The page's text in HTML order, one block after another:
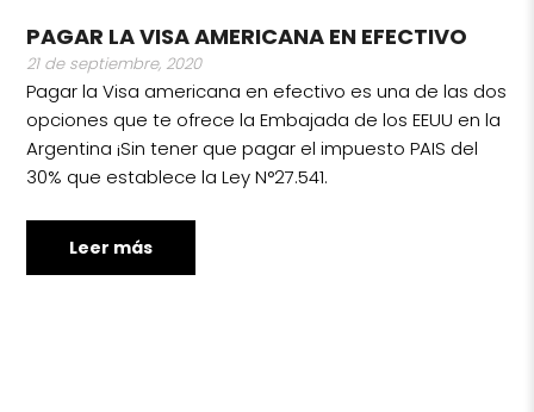
PAGAR LA VISA AMERICANA EN EFECTIVO
21 de septiembre, 2020
Pagar la Visa americana en efectivo es una de las dos
opciones que te ofrece la Embajada de los EEUU en la
Argentina ¡Sin tener que pagar el impuesto PAIS del
30% que establece la Ley N°27.541.
Leer más